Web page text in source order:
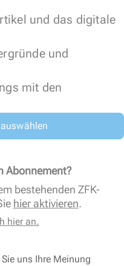
und das digitale
und
mit den
Abonnement?
bestehenden ZFK-
hier aktivieren.
hier an.
uns Ihre Meinung